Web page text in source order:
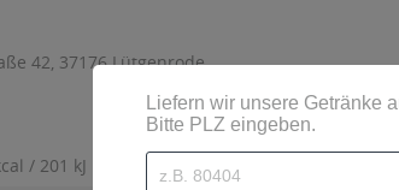
42, 37176 Lütgenrode
/ 201 kJ